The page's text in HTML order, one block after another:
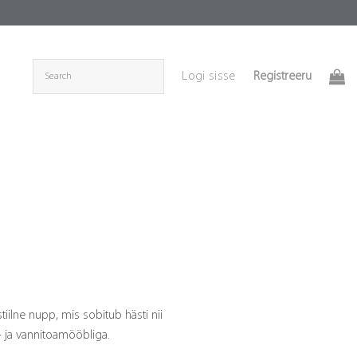
Logi sisse Registreeru
nupp, mis sobitub hästi nii
vannitoamööbliga.